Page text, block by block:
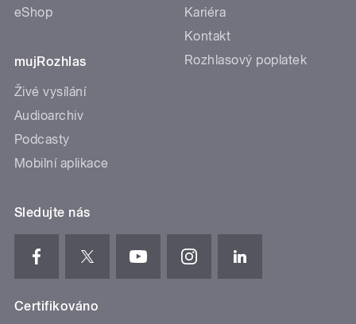
eShop
mujRozhlas
Živé vysílání
Audioarchiv
Podcasty
Mobilní aplikace
Kariéra
Kontakt
Rozhlasový poplatek
Sledujte nás
Certifikováno